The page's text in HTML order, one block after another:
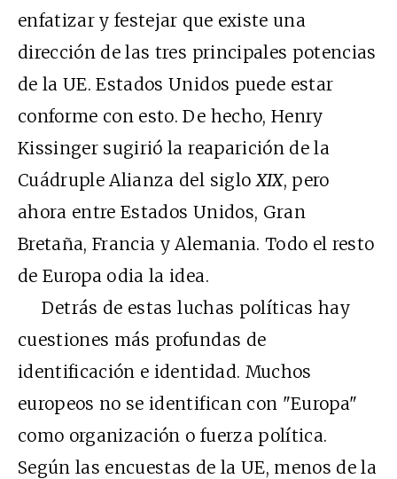
enfatizar y festejar que existe una
dirección de las tres principales potencias
de la UE. Estados Unidos puede estar
conforme con esto. De hecho, Henry
Kissinger sugirió la reaparición de la
Cuádruple Alianza del sigloXIX, pero
ahora entre Estados Unidos, Gran
Bretaña, Francia y Alemania. Todo el resto
de Europa odia la idea.
Detrás de estas luchas políticas hay
cuestiones más profundas de
identificación e identidad. Muchos
europeos no se identifican con "Europa"
como organización o fuerza política.
Según las encuestas de la UE, menos de la